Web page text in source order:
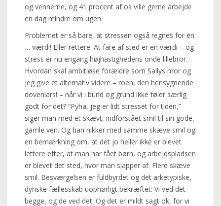
og vennerne, og 41 procent af os ville gerne arbejde
en dag mindre om ugen.
Problemet er så bare, at stressen også regnes for en
… værdi! Eller rettere: At fare af sted er en værdi – og
stress er nu engang højhastighedens onde lillebror.
Hvordan skal ambitiøse forældre som Sallys mor og
jeg give et alternativ videre – roen, den hensygnende
dovenlars! – når vi i bund og grund ikke føler særlig
godt for det? ”Pyha, jeg er lidt stresset for tiden,”
siger man med et skævt, indforstået smil til sin gode,
gamle ven. Og han nikker med samme skæve smil og
en bemærkning om, at det jo heller ikke er blevet
lettere efter, at man har fået børn, og arbejdspladsen
er blevet det sted, hvor man slapper af. Flere skæve
smil. Besværgelsen er fuldbyrdet og det arketypiske,
dyriske fællesskab uophørligt bekræftet: Vi ved det
begge, og de ved det. Og det er mildt sagt ok, for vi